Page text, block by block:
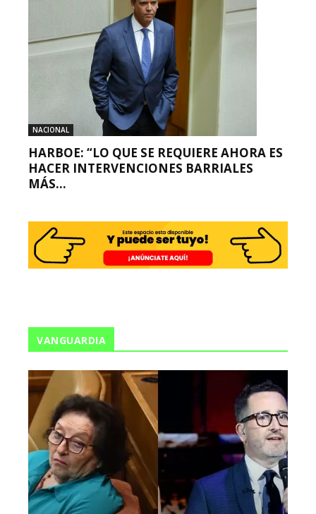
NACIONAL
HARBOE: “LO QUE SE REQUIERE AHORA ES
HACER INTERVENCIONES BARRIALES
MÁS...
VANGUARDIA